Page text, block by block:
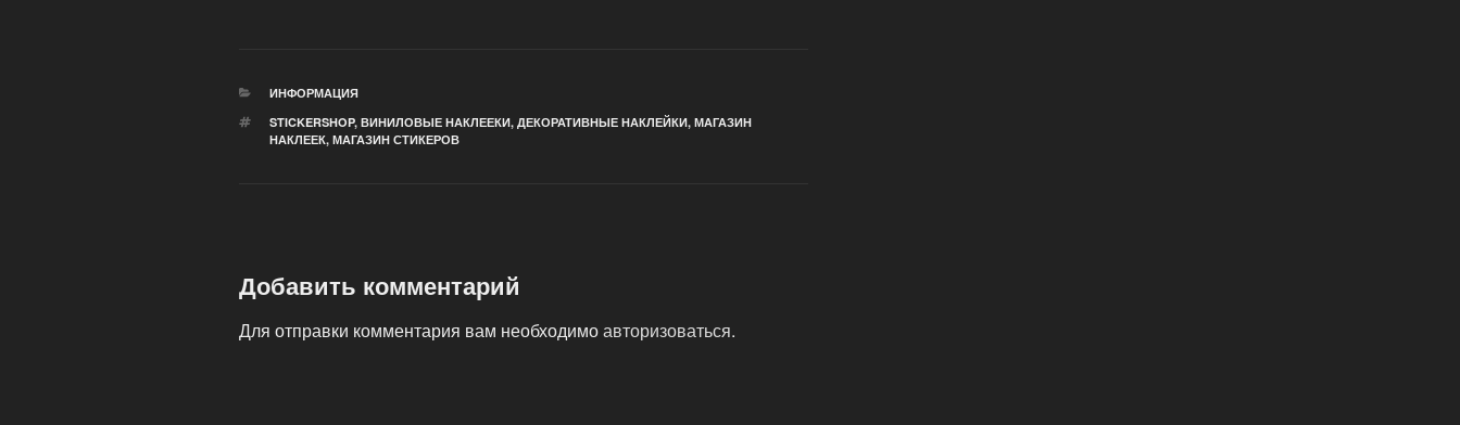
РУБРИКИ
ИНФОРМАЦИЯ
МЕТКИ
STICKERSHOP, ВИНИЛОВЫЕ НАКЛЕЕКИ, ДЕКОРАТИВНЫЕ НАКЛЕЙКИ, МАГАЗИН
НАКЛЕЕК, МАГАЗИН СТИКЕРОВ
Добавить комментарий
Для отправки комментария вам необходимоавторизоваться.